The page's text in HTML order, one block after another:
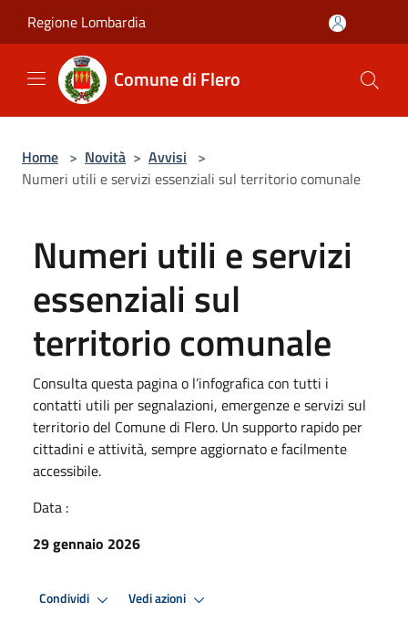
Regione Lombardia
Comune di Flero
Home > Novità > Avvisi >
Numeri utili e servizi essenziali sul territorio comunale
Numeri utili e servizi
essenziali sul
territorio comunale
Consulta questa pagina o l’infografica con tutti i
contatti utili per segnalazioni, emergenze e servizi sul
territorio del Comune di Flero. Un supporto rapido per
cittadini e attività, sempre aggiornato e facilmente
accessibile.
Data :
29 gennaio 2026
Condividi Vedi azioni